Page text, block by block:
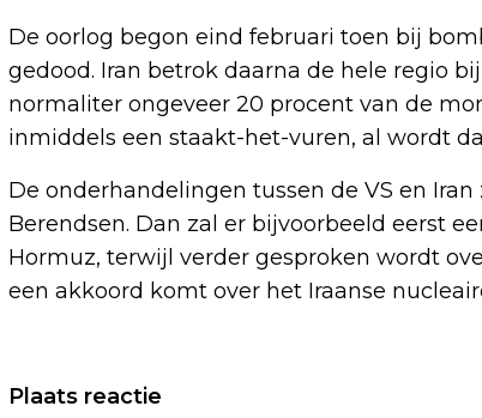
De oorlog begon eind februari toen bij
gedood. Iran betrok daarna de hele regio
normaliter ongeveer 20 procent van de
inmiddels een staakt-het-vuren, al wordt
De onderhandelingen tussen de VS en
Berendsen. Dan zal er bijvoorbeeld eerst
Hormuz, terwijl verder gesproken wordt
een akkoord komt over het Iraanse
Vorig artikel
Plaats reactie